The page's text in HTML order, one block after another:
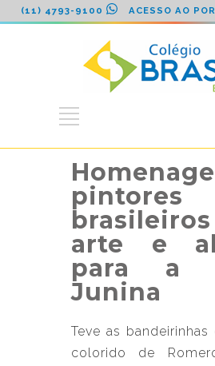
(11) 4793-9100 ACESSO AO
pintores
arte e
para a
Junina
Teve as
colorido de